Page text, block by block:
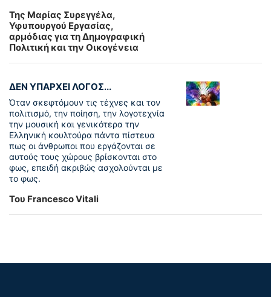
Της Μαρίας Συρεγγέλα,
Υφυπουργού Εργασίας,
αρμόδιας για τη Δημογραφική
Πολιτική και την Οικογένεια
ΔΕΝ ΥΠΑΡΧΕΙ ΛΟΓΟΣ...
Όταν σκεφτόμουν τις τέχνες και τον
πολιτισμό, την ποίηση, την λογοτεχνία
την μουσική και γενικότερα την
Ελληνική κουλτούρα πάντα πίστευα
πως οι άνθρωποι που εργάζονται σε
αυτούς τους χώρους βρίσκονται στο
φως, επειδή ακριβώς ασχολούνται με
το φως.
Του Francesco Vitali